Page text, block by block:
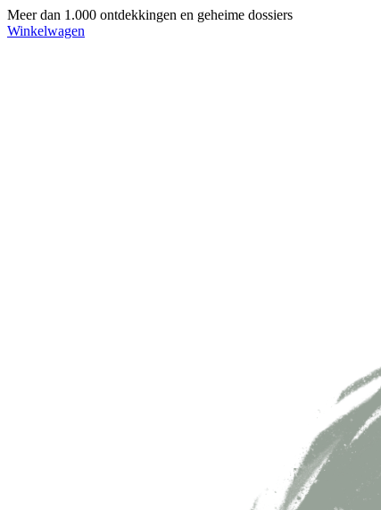
Meer dan 1.000 ontdekkingen en geheime dossiers
Winkelwagen